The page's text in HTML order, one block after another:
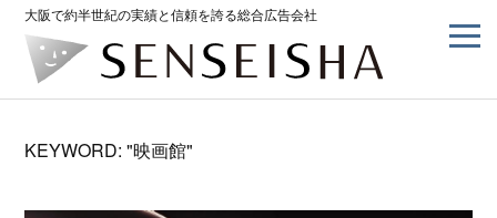
大阪で約半世紀の実績と信頼を誇る総合広告会社
KEYWORD: "映画館"